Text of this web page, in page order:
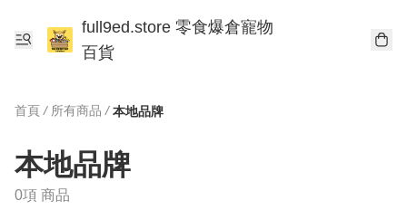
full9ed.store 零食爆倉寵物
百貨
首頁 / 所有商品 / 本地品牌
本地品牌
0項 商品